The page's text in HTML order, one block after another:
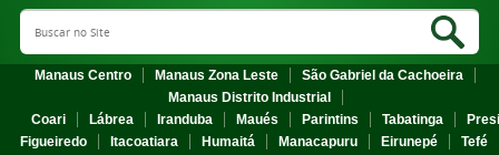
Search Site
Manaus Centro Manaus Zona Leste
São Gabriel da Cachoeira
Manaus Distrito Industrial
Coari
Lábrea Iranduba Maués Parintins Tabatinga
Figueiredo
Itacoatiara Humaitá Manacapuru Eirunepé
Tefé